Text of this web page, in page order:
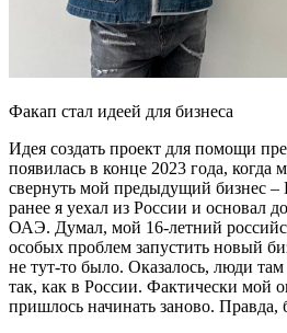
Факап стал идеей для бизнеса
Идея создать проект для помощи
появилась в конце 2023 года, когда
свернуть мой предыдущий бизнес –
ранее я уехал из России и основал
ОАЭ. Думал, мой 16-летний
особых проблем запустить новый
не тут-то было. Оказалось, люди
так, как в России. Фактически мой
пришлось начинать заново. Правда,